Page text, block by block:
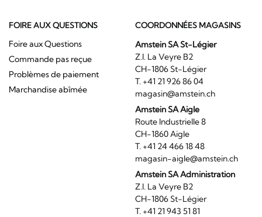
FOIRE AUX QUESTIONS
Foire aux Questions
Commande pas reçue
Problèmes de paiement
Marchandise abîmée
COORDONNÉES MAGASINS
Amstein SA St-Légier
Z.I. La Veyre B2
CH-1806 St-Légier
T. +41 21 926 86 04
magasin@amstein.ch
Amstein SA Aigle
Route Industrielle 8
CH-1860 Aigle
T. +41 24 466 18 48
magasin-aigle@amstein.ch
Amstein SA Administration
Z.I. La Veyre B2
CH-1806 St-Légier
T. +41 21 943 51 81